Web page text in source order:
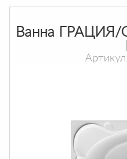
Ванна ГРАЦИЯ/